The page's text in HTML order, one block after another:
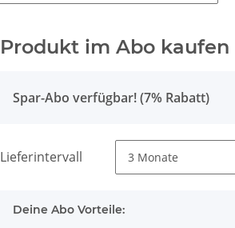
Produkt im Abo kaufen
Spar-Abo verfügbar! (7% Rabatt)
Lieferintervall
Deine Abo Vorteile: